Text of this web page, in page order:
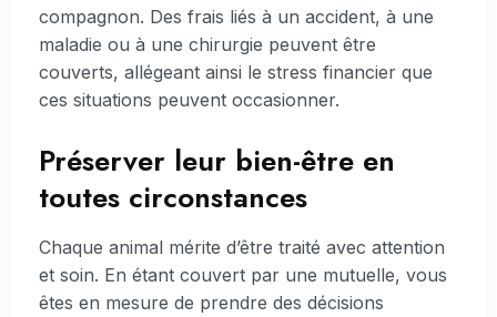
compagnon. Des frais liés à un accident, à une
maladie ou à une chirurgie peuvent être
couverts, allégeant ainsi le stress financier que
ces situations peuvent occasionner.
Préserver leur bien-être en
toutes circonstances
Chaque animal mérite d’être traité avec attention
et soin. En étant couvert par une mutuelle, vous
êtes en mesure de prendre des décisions